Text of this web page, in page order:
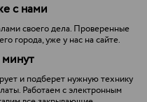
с нами
своего дела. Проверенные
города, уже у нас на сайте.
и подберет нужную технику
Работаем с электронным